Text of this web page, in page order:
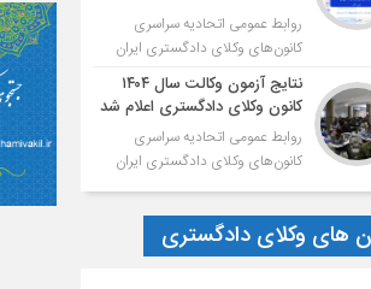
روابط عمومی اتحادیه سراسری
کانون‌های وکلای دادگستری ایران
نتایج آزمون وکالت سال ۱۴۰۴
کانون وکلای دادگستری اعلام شد
روابط عمومی اتحادیه سراسری
کانون‌های وکلای دادگستری ایران
های وکلای دادگستری